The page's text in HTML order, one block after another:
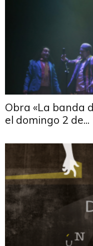
Obra «La banda
el domingo 2 de...